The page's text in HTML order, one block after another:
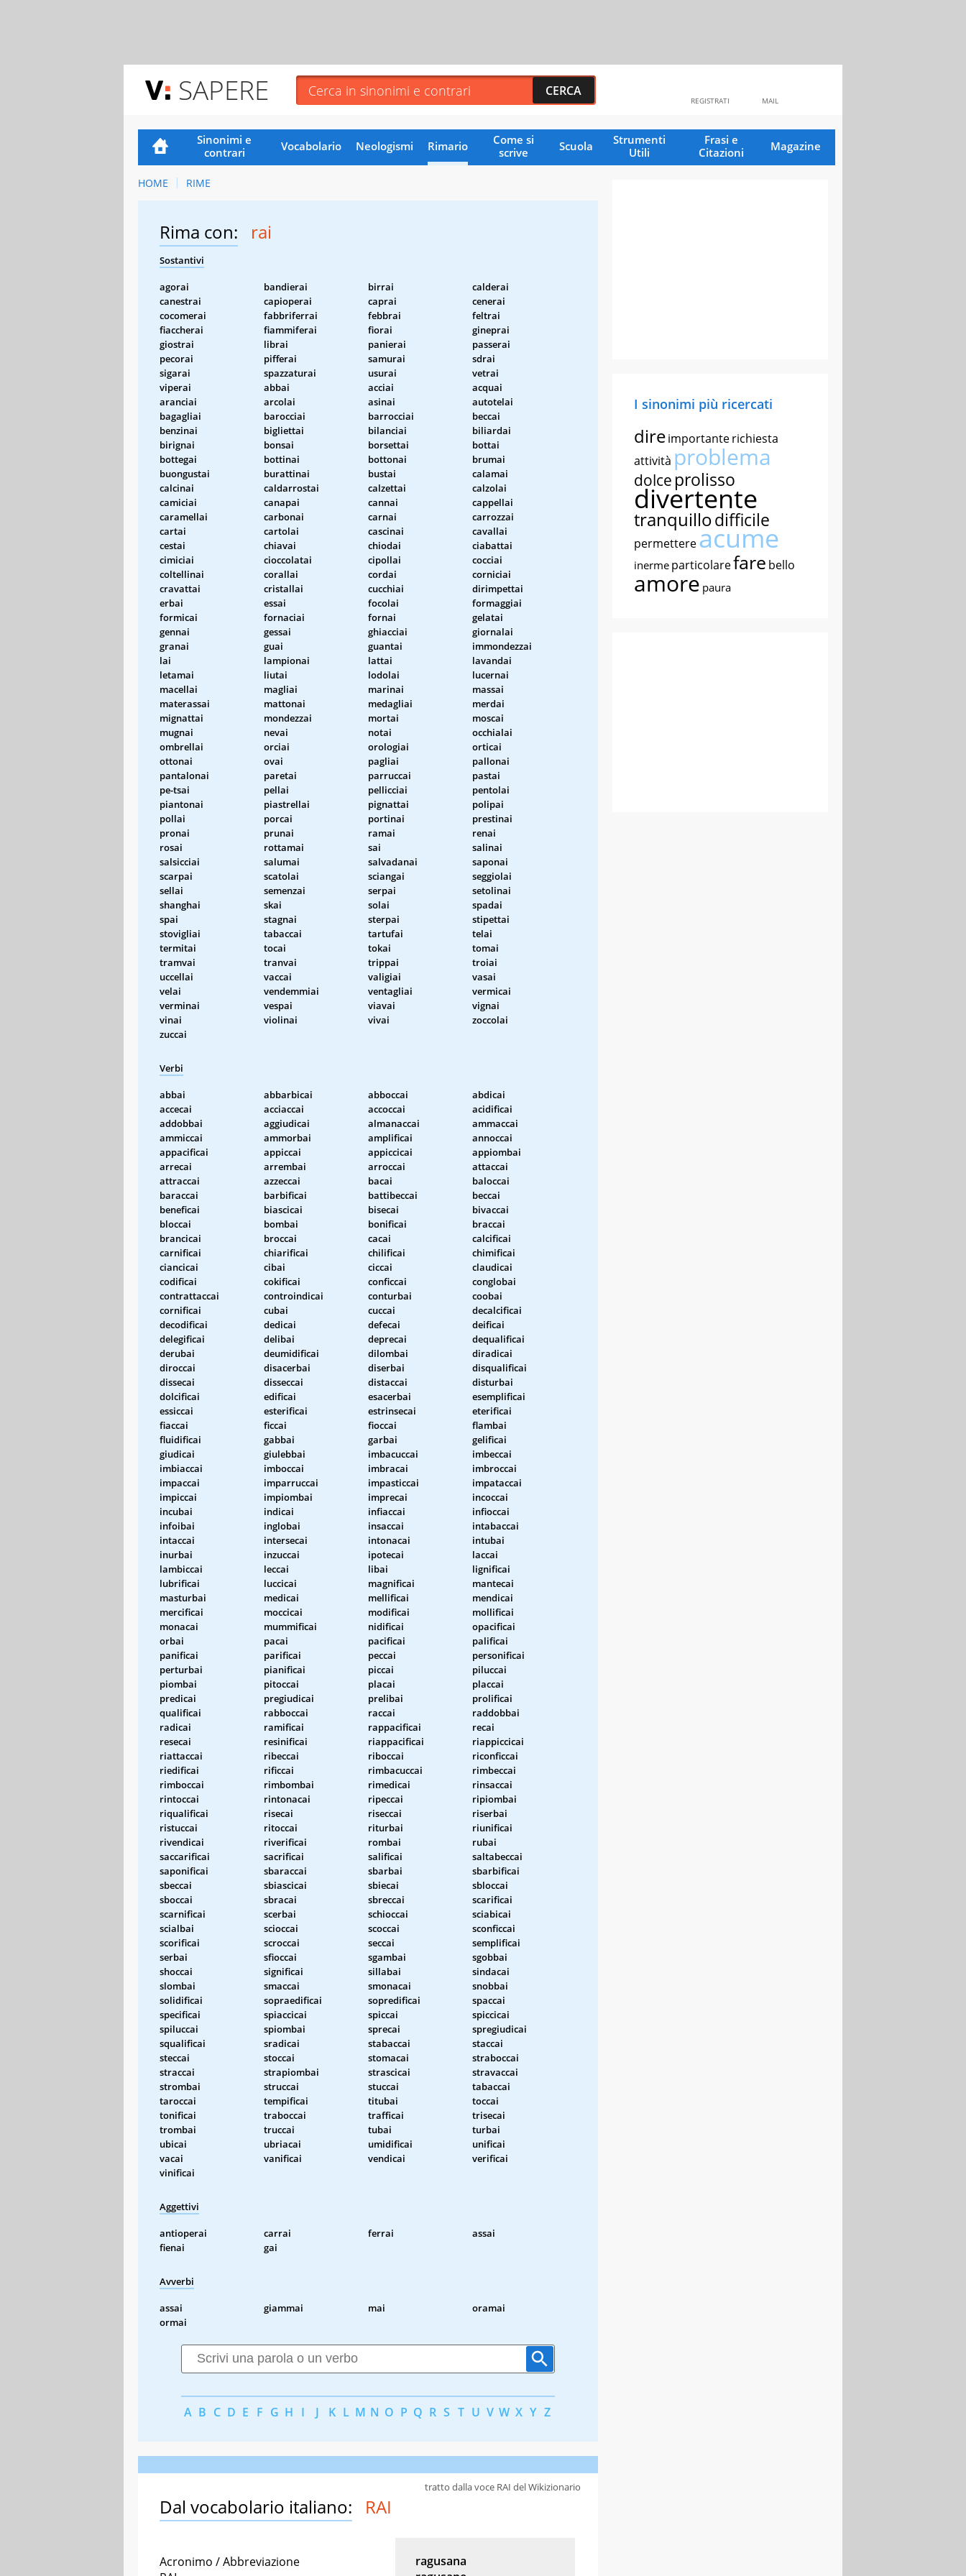
SAPERE MAIL
REGISTRATI
Sinonimi e
contrari
Vocabolario Neologismi Rimario
Come si
scrive
Scuola
Strumenti
Utili
Frasi e
Citazioni
Magazine
HOME RIME
Rima con: rai
Sostantivi
agorai bandierai birrai
calderai
canestrai
capioperai caprai
cenerai
cocomerai
fabbriferrai febbrai
feltrai
fiaccherai
fiammiferai fiorai
gineprai
giostrai
librai panierai
passerai
pecorai
pifferai samurai
sdrai
sigarai
spazzaturai usurai
vetrai
viperai
abbai acciai
acquai
aranciai
arcolai asinai
autotelai
bagagliai
barocciai barrocciai
beccai
benzinai
bigliettai bilanciai
biliardai
birignai
bonsai borsettai
bottai
bottegai
bottinai bottonai
brumai
buongustai
burattinai bustai
calamai
calcinai
caldarrostai calzettai
calzolai
camiciai
canapai cannai
cappellai
caramellai
carbonai carnai
carrozzai
cartai
cartolai cascinai
cavallai
cestai
chiavai chiodai
ciabattai
cimiciai
cioccolatai cipollai
cocciai
coltellinai
corallai cordai
corniciai
cravattai
cristallai cucchiai
dirimpettai
erbai
essai focolai
formaggiai
formicai
fornaciai fornai
gelatai
gennai
gessai ghiacciai
giornalai
granai
guai guantai
immondezzai
lai
lampionai lattai
lavandai
letamai
liutai lodolai
lucernai
macellai
magliai marinai
massai
materassai
mattonai medagliai
merdai
mignattai
mondezzai mortai
moscai
mugnai
nevai notai
occhialai
ombrellai
orciai orologiai
orticai
ottonai
ovai pagliai
pallonai
pantalonai
paretai parruccai
pastai
pe-tsai
pellai pellicciai
pentolai
piantonai
piastrellai pignattai
polipai
pollai
porcai portinai
prestinai
pronai
prunai ramai
renai
rosai
rottamai sai
salinai
salsicciai
salumai salvadanai
saponai
scarpai
scatolai sciangai
seggiolai
sellai
semenzai serpai
setolinai
shanghai
skai solai
spadai
spai
stagnai sterpai
stipettai
stovigliai
tabaccai tartufai
telai
termitai
tocai tokai
tomai
tramvai
tranvai trippai
troiai
uccellai
vaccai valigiai
vasai
velai
vendemmiai ventagliai
vermicai
verminai
vespai viavai
vignai
vinai
violinai vivai
zoccolai
zuccai
Verbi
abbai abbarbicai abboccai
abdicai
accecai
acciaccai accoccai
acidificai
addobbai
aggiudicai almanaccai
ammaccai
ammiccai
ammorbai amplificai
annoccai
appacificai
appiccai appiccicai
appiombai
arrecai
arrembai arroccai
attaccai
attraccai
azzeccai bacai
baloccai
baraccai
barbificai battibeccai
beccai
beneficai
biascicai bisecai
bivaccai
bloccai
bombai bonificai
braccai
brancicai
broccai cacai
calcificai
carnificai
chiarificai chilificai
chimificai
ciancicai
cibai ciccai
claudicai
codificai
cokificai conficcai
conglobai
contrattaccai
controindicai conturbai
coobai
cornificai
cubai cuccai
decalcificai
decodificai
dedicai defecai
deificai
delegificai
delibai deprecai
dequalificai
derubai
deumidificai dilombai
diradicai
diroccai
disacerbai diserbai
disqualificai
dissecai
disseccai distaccai
disturbai
dolcificai
edificai esacerbai
esemplificai
essiccai
esterificai estrinsecai
eterificai
fiaccai
ficcai fioccai
flambai
fluidificai
gabbai garbai
gelificai
giudicai
giulebbai imbacuccai
imbeccai
imbiaccai
imboccai imbracai
imbroccai
impaccai
imparruccai impasticcai
impataccai
impiccai
impiombai imprecai
incoccai
incubai
indicai infiaccai
infioccai
infoibai
inglobai insaccai
intabaccai
intaccai
intersecai intonacai
intubai
inurbai
inzuccai ipotecai
laccai
lambiccai
leccai libai
lignificai
lubrificai
luccicai magnificai
mantecai
masturbai
medicai mellificai
mendicai
mercificai
moccicai modificai
mollificai
monacai
mummificai nidificai
opacificai
orbai
pacai pacificai
palificai
panificai
parificai peccai
personificai
perturbai
pianificai piccai
piluccai
piombai
pitoccai placai
placcai
predicai
pregiudicai prelibai
prolificai
qualificai
rabboccai raccai
raddobbai
radicai
ramificai rappacificai
recai
resecai
resinificai riappacificai
riappiccicai
riattaccai
ribeccai riboccai
riconficcai
riedificai
rificcai rimbacuccai
rimbeccai
rimboccai
rimbombai rimedicai
rinsaccai
rintoccai
rintonacai ripeccai
ripiombai
riqualificai
risecai riseccai
riserbai
ristuccai
ritoccai riturbai
riunificai
rivendicai
riverificai rombai
rubai
saccarificai
sacrificai salificai
saltabeccai
saponificai
sbaraccai sbarbai
sbarbificai
sbeccai
sbiascicai sbiecai
sbloccai
sboccai
sbracai sbreccai
scarificai
scarnificai
scerbai schioccai
sciabicai
scialbai
scioccai scoccai
sconficcai
scorificai
scroccai seccai
semplificai
serbai
sfioccai sgambai
sgobbai
shoccai
significai sillabai
sindacai
slombai
smaccai smonacai
snobbai
solidificai
sopraedificai sopredificai
spaccai
specificai
spiaccicai spiccai
spiccicai
spiluccai
spiombai sprecai
spregiudicai
squalificai
sradicai stabaccai
staccai
steccai
stoccai stomacai
straboccai
straccai
strapiombai strascicai
stravaccai
strombai
struccai stuccai
tabaccai
taroccai
tempificai titubai
toccai
tonificai
traboccai trafficai
trisecai
trombai
truccai tubai
turbai
ubicai
ubriacai umidificai
unificai
vacai
vanificai vendicai
verificai
vinificai
Aggettivi
antioperai carrai ferrai
assai
fienai
gai
Avverbi
assai giammai mai
oramai
ormai
A B C D E F G H I J K L M N O P Q R S T U V W X Y Z
Dal vocabolario italiano: RAI
tratto dalla voce RAI del Wikizionario
Acronimo / Abbreviazione
ragusana
I sinonimi più ricercati
direimportanterichiesta
attività problema
dolce prolisso
divertente
tranquillodifficile
permettereacume
inerme particolarefare bello
amore paura